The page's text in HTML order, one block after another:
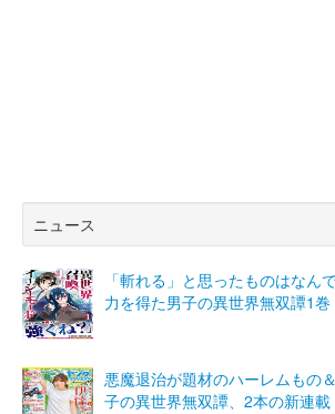
ニュース
「斬れる」と思ったものはなん
力を得た男子の異世界無双譚1巻
悪魔退治が題材のハーレムもの
子の異世界無双譚、2本の新連載